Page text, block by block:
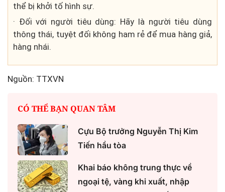
thể bị khởi tố hình sự.
· Đối với người tiêu dùng: Hãy là người tiêu dùng
thông thái, tuyệt đối không ham rẻ để mua hàng giả,
hàng nhái.
Nguồn: TTXVN
CÓ THỂ BẠN QUAN TÂM
Cựu Bộ trưởng Nguyễn Thị Kim
Tiến hầu tòa
Khai báo không trung thực về
ngoại tệ, vàng khi xuất, nhập